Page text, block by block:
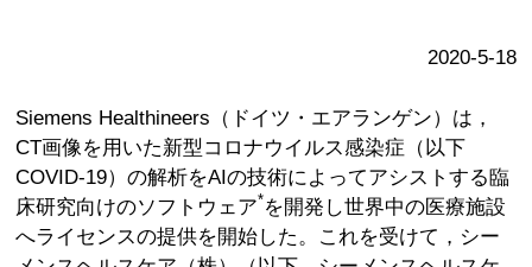
2020-5-18
Siemens Healthineers（ドイツ・エアランゲン）は，
CT画像を用いた新型コロナウイルス感染症（以下
COVID-19）の解析をAIの技術によってアシストする臨
床研究向けのソフトウェア*を開発し世界中の医療施設
へライセンスの提供を開始した。これを受けて，シー